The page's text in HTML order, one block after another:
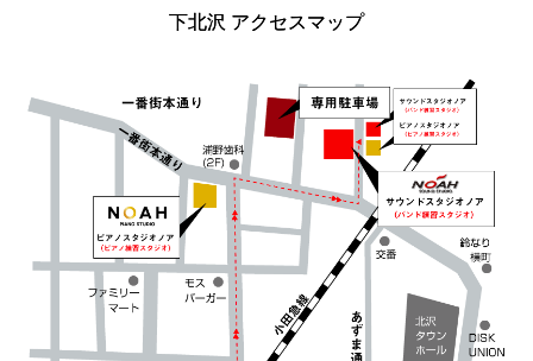
下北沢 アクセスマップ